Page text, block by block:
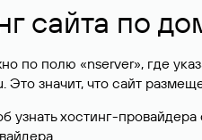
сайта по
по полю «nserver», где
Это значит, что сайт
узнать хостинг-